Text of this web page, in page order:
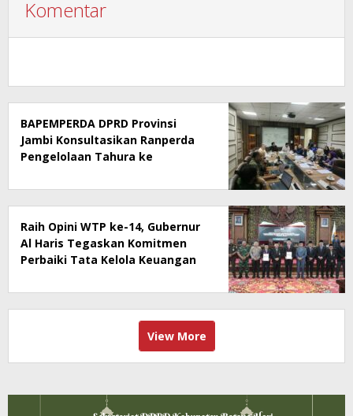
Komentar
BAPEMPERDA DPRD Provinsi
Jambi Konsultasikan Ranperda
Pengelolaan Tahura ke
Raih Opini WTP ke-14, Gubernur
Al Haris Tegaskan Komitmen
Perbaiki Tata Kelola Keuangan
View More